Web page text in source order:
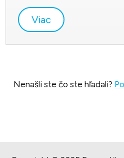
Viac
Nenašli ste čo ste hľadali?